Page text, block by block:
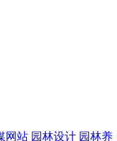
网站 园林设计 园林养